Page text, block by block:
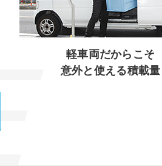
軽車両だからこそ
意外と使える積載量